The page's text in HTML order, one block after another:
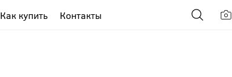
Как купить Контакты